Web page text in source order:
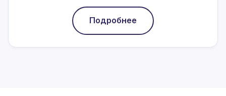
Подробнее